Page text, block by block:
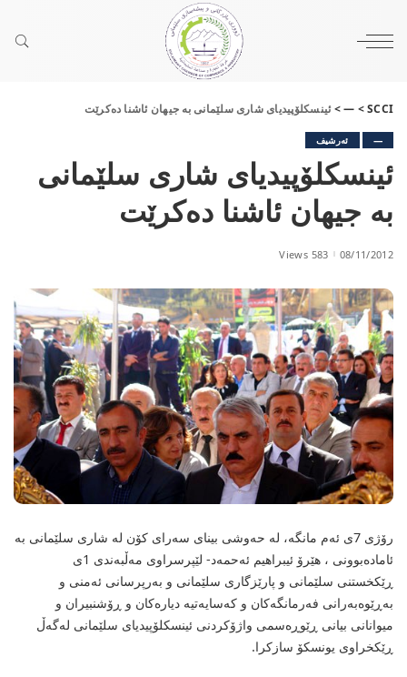
SCCI
>
—
>ئینسکلۆپیدیای شاری سلێمانی به‌ جیهان ئاشنا ده‌کرێت
— ئەرشیف
ئینسکلۆپیدیای شاری سلێمانی
به‌ جیهان ئاشنا ده‌کرێت
08/11/2012
583 Views
رۆژی‌ 7ی‌ ئەم مانگە، له‌ حه‌وشی بینای سه‌رای کۆن له‌ شاری سلێمانی به‌
ئاماده‌بوونی ، هێرۆ ئیبراهیم ئه‌حمه‌د- لێپرسراوی مه‌ڵبه‌ندی 1ی
ڕێکخستنی سلێمانی و پارێزگاری سلێمانی و به‌رپرسانی ئه‌منی و
به‌ڕێوه‌به‌رانی فه‌رمانگه‌کان و که‌سایه‌تیه‌ دیاره‌کان و ڕۆشنبیران و
میوانانی بیانی ڕێوڕه‌سمی واژۆکردنی ئینسکلۆپیدیای سلێمانی له‌گه‌ڵ
ڕێکخراوی یونسکۆ سازکرا.